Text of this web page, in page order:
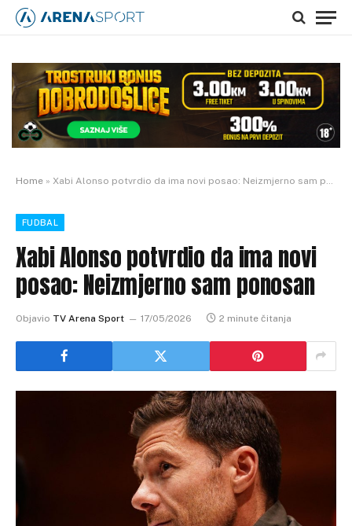
Home » Xabi Alonso potvrdio da ima novi posao: Neizmjerno sam ponosan
FUDBAL
Xabi Alonso potvrdio da ima novi
posao: Neizmjerno sam ponosan
Objavio TV Arena Sport 17/05/2026 2 minute čitanja